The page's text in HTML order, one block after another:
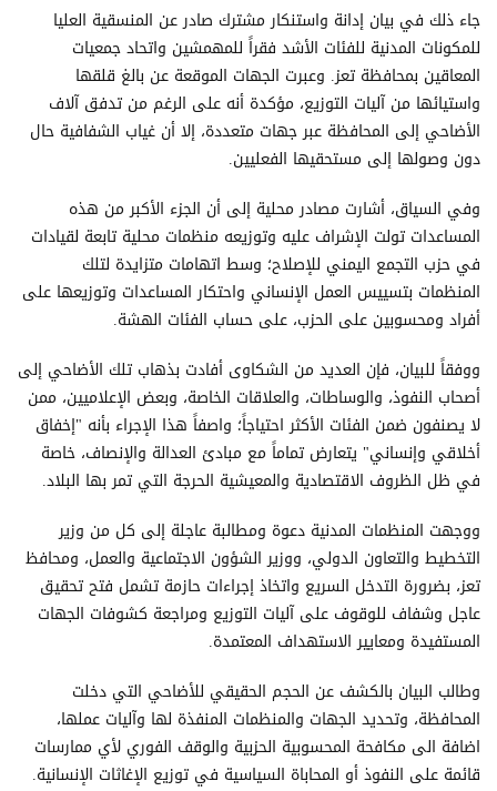
جاء ذلك في بيان إدانة واستنكار مشترك صادر عن المنسقية العليا
للمكونات المدنية للفئات الأشد فقراً للمهمشين واتحاد جمعيات
المعاقين بمحافظة تعز. وعبرت الجهات الموقعة عن بالغ قلقها
واستيائها من آليات التوزيع، مؤكدة أنه على الرغم من تدفق آلاف
الأضاحي إلى المحافظة عبر جهات متعددة، إلا أن غياب الشفافية حال
دون وصولها إلى مستحقيها الفعليين.
وفي السياق، أشارت مصادر محلية إلى أن الجزء الأكبر من هذه
المساعدات تولت الإشراف عليه وتوزيعه منظمات محلية تابعة لقيادات
في حزب التجمع اليمني للإصلاح؛ وسط اتهامات متزايدة لتلك
المنظمات بتسييس العمل الإنساني واحتكار المساعدات وتوزيعها على
أفراد ومحسوبين على الحزب، على حساب الفئات الهشة.
ووفقاً للبيان، فإن العديد من الشكاوى أفادت بذهاب تلك الأضاحي إلى
أصحاب النفوذ، والوساطات، والعلاقات الخاصة، وبعض الإعلاميين، ممن
لا يصنفون ضمن الفئات الأكثر احتياجاً؛ واصفاً هذا الإجراء بأنه "إخفاق
أخلاقي وإنساني" يتعارض تماماً مع مبادئ العدالة والإنصاف، خاصة
في ظل الظروف الاقتصادية والمعيشية الحرجة التي تمر بها البلاد.
ووجهت المنظمات المدنية دعوة ومطالبة عاجلة إلى كل من وزير
التخطيط والتعاون الدولي، ووزير الشؤون الاجتماعية والعمل، ومحافظ
تعز، بضرورة التدخل السريع واتخاذ إجراءات حازمة تشمل فتح تحقيق
عاجل وشفاف للوقوف على آليات التوزيع ومراجعة كشوفات الجهات
المستفيدة ومعايير الاستهداف المعتمدة.
وطالب البيان بالكشف عن الحجم الحقيقي للأضاحي التي دخلت
المحافظة، وتحديد الجهات والمنظمات المنفذة لها وآليات عملها،
اضافة الى مكافحة المحسوبية الحزبية والوقف الفوري لأي ممارسات
قائمة على النفوذ أو المحاباة السياسية في توزيع الإغاثات الإنسانية.